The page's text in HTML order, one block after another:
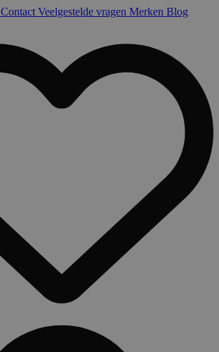
Contact Veelgestelde vragen Merken Blog